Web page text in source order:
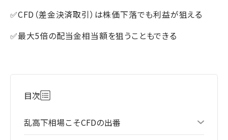
✅CFD（差金決済取引）は株価下落でも利益が狙える
✅最大5倍の配当金相当額を狙うこともできる
目次
乱高下相場こそCFDの出番